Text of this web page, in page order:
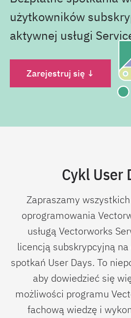
użytkowników
aktywnej usługi
Zarejestruj się ↓
Cykl User
Zapraszamy
oprogramowania
usługą Vectorworks
licencją subskrypcyjną na
spotkań User Days. To
aby dowiedzieć się
możliwości programu
fachową wiedzę i